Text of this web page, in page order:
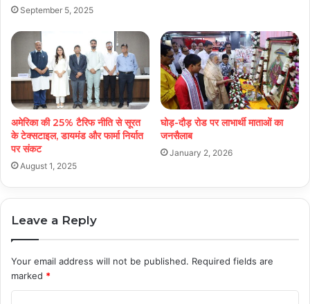
September 5, 2025
अमेरिका की 25% टैरिफ नीति से सूरत
के टेक्सटाइल, डायमंड और फार्मा निर्यात
पर संकट
August 1, 2025
घोड़-दौड़ रोड पर लाभार्थी माताओं का
जनसैलाब
January 2, 2026
Leave a Reply
Your email address will not be published. Required fields are
marked *